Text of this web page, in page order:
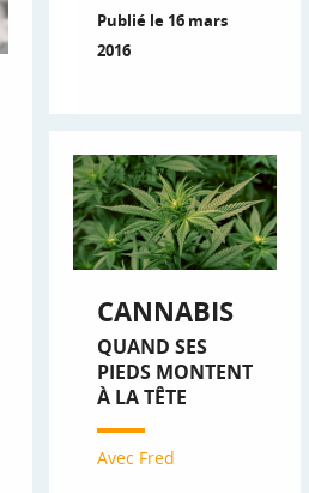
Publié le 16 mars
2016
CANNABIS
QUAND SES
PIEDS MONTENT
À LA TÊTE
Avec Fred